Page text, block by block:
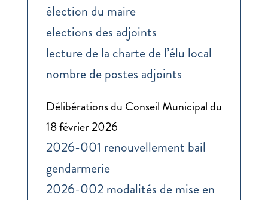
élection du maire
elections des adjoints
lecture de la charte de l’élu local
nombre de postes adjoints
Délibérations du Conseil Municipal du
18 février 2026
2026-001 renouvellement bail
gendarmerie
2026-002 modalités de mise en